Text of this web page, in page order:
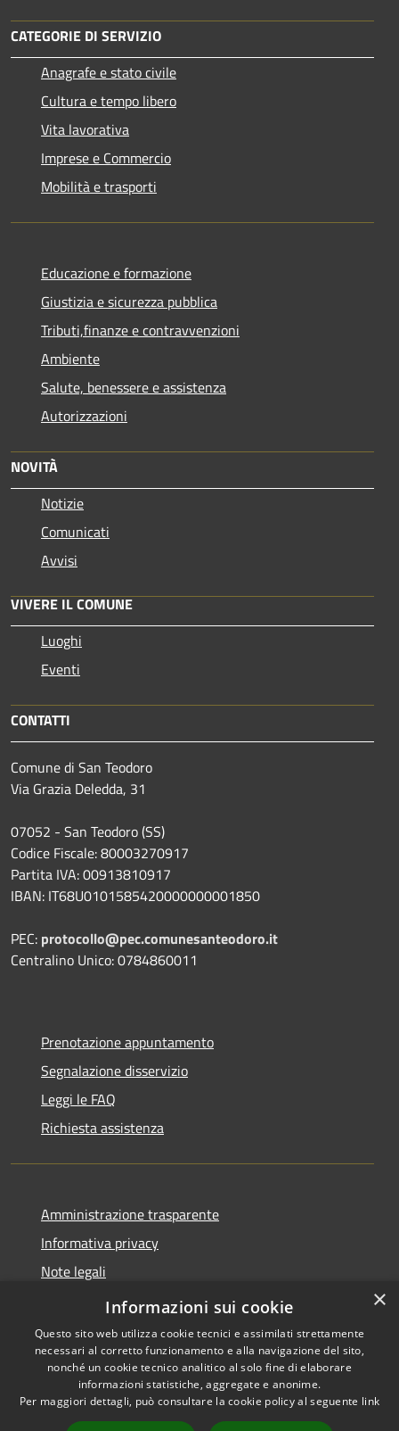
CATEGORIE DI SERVIZIO
Anagrafe e stato civile
Cultura e tempo libero
Vita lavorativa
Imprese e Commercio
Mobilità e trasporti
Educazione e formazione
Giustizia e sicurezza pubblica
Tributi,finanze e contravvenzioni
Ambiente
Salute, benessere e assistenza
Autorizzazioni
NOVITÀ
Notizie
Comunicati
Avvisi
VIVERE IL COMUNE
Luoghi
Eventi
CONTATTI
Comune di San Teodoro
Via Grazia Deledda, 31
07052 - San Teodoro (SS)
Codice Fiscale: 80003270917
Partita IVA: 00913810917
IBAN: IT68U0101585420000000001850
PEC: protocollo@pec.comunesanteodoro.it
Centralino Unico: 0784860011
Prenotazione appuntamento
Segnalazione disservizio
Leggi le FAQ
Richiesta assistenza
Amministrazione trasparente
Informativa privacy
Note legali
Dichiarazione di accessibilità
Accessibilità
Copyright © 2026 • Comune di
San Teodoro • Powered by
×
Informazioni sui cookie
Questo sito web utilizza cookie tecnici e assimilati strettamente
necessari al corretto funzionamento e alla navigazione del sito,
nonché un cookie tecnico analitico al solo fine di elaborare
informazioni statistiche, aggregate e anonime.
Per maggiori dettagli, può consultare la cookie policy al seguente link